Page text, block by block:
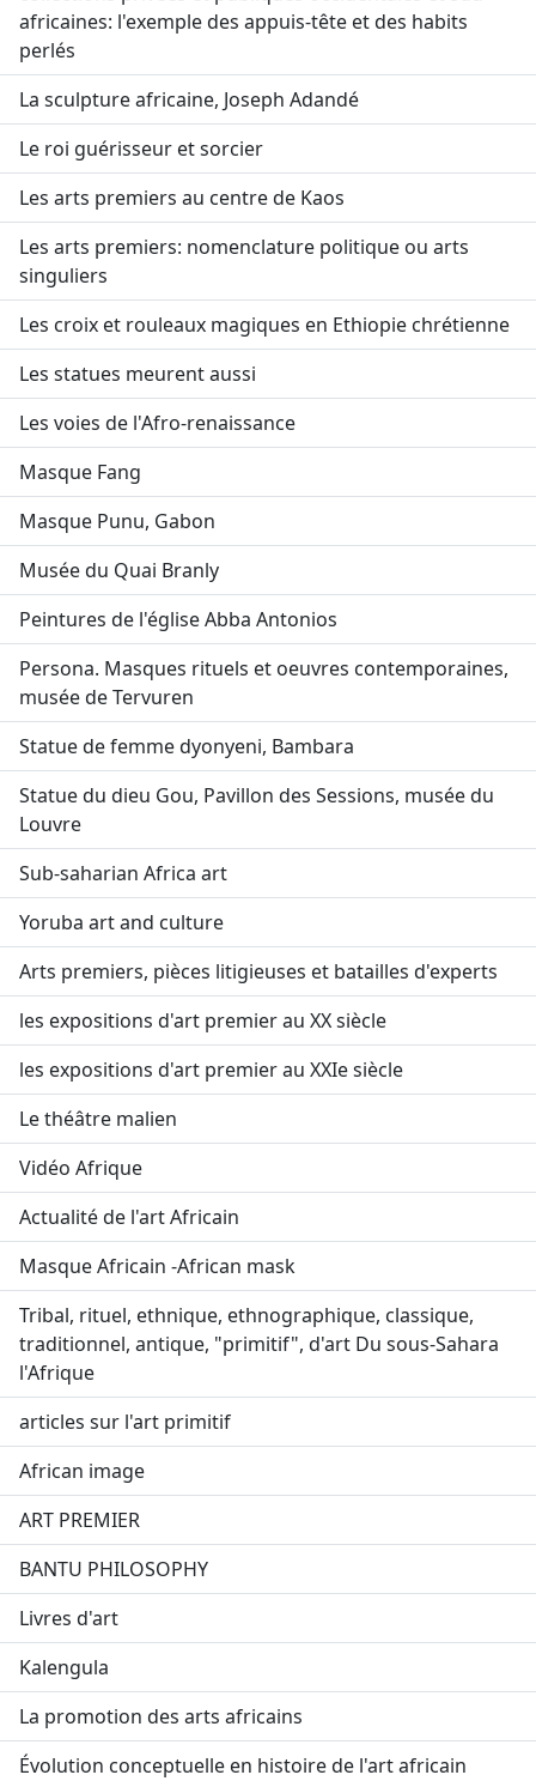
africaines: l'exemple des appuis-tête et des habits
perlés
La sculpture africaine, Joseph Adandé
Le roi guérisseur et sorcier
Les arts premiers au centre de Kaos
Les arts premiers: nomenclature politique ou arts
singuliers
Les croix et rouleaux magiques en Ethiopie chrétienne
Les statues meurent aussi
Les voies de l'Afro-renaissance
Masque Fang
Masque Punu, Gabon
Musée du Quai Branly
Peintures de l'église Abba Antonios
Persona. Masques rituels et oeuvres contemporaines,
musée de Tervuren
Statue de femme dyonyeni, Bambara
Statue du dieu Gou, Pavillon des Sessions, musée du
Louvre
Sub-saharian Africa art
Yoruba art and culture
Arts premiers, pièces litigieuses et batailles d'experts
les expositions d'art premier au XX siècle
les expositions d'art premier au XXIe siècle
Le théâtre malien
Vidéo Afrique
Actualité de l'art Africain
Masque Africain -African mask
Tribal, rituel, ethnique, ethnographique, classique,
traditionnel, antique, "primitif", d'art Du sous-Sahara
l'Afrique
articles sur l'art primitif
African image
ART PREMIER
BANTU PHILOSOPHY
Livres d'art
Kalengula
La promotion des arts africains
Évolution conceptuelle en histoire de l'art africain